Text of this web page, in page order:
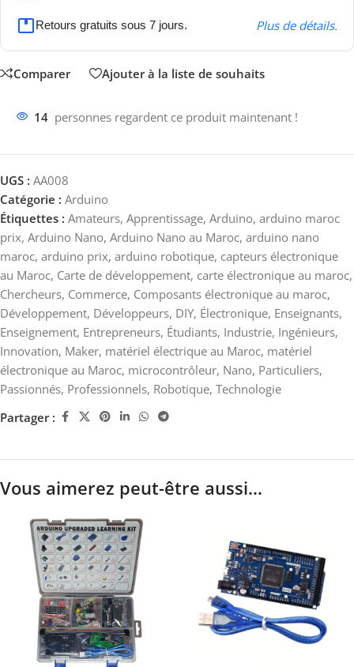
Retours gratuits sous 7 jours. Plus de détails.
Comparer Ajouter à la liste de souhaits
14 personnes regardent ce produit maintenant !
UGS : AA008
Catégorie : Arduino
Étiquettes : Amateurs, Apprentissage, Arduino, arduino maroc
prix, Arduino Nano, Arduino Nano au Maroc, arduino nano
maroc, arduino prix, arduino robotique, capteurs électronique
au Maroc, Carte de développement, carte électronique au maroc,
Chercheurs, Commerce, Composants électronique au maroc,
Développement, Développeurs, DIY, Électronique, Enseignants,
Enseignement, Entrepreneurs, Étudiants, Industrie, Ingénieurs,
Innovation, Maker, matériel électrique au Maroc, matériel
électronique au Maroc, microcontrôleur, Nano, Particuliers,
Passionnés, Professionnels, Robotique, Technologie
Partager :
Vous aimerez peut-être aussi…